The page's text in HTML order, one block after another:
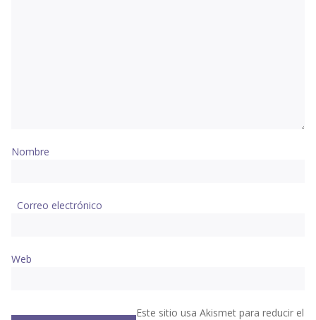
Nombre
Correo electrónico
Web
Este sitio usa Akismet para reducir el